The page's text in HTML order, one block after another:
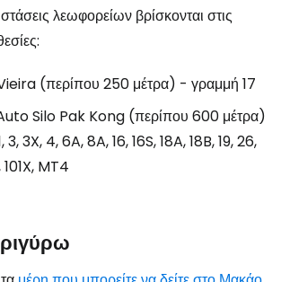
λεωφορείων βρίσκονται στις
(περίπου 250 μέτρα) - γραμμή 17
Silo Pak Kong (περίπου 600 μέτρα)
3, 3X, 4, 6A, 8A, 16, 16S, 18A, 18B, 19, 26,
MT4